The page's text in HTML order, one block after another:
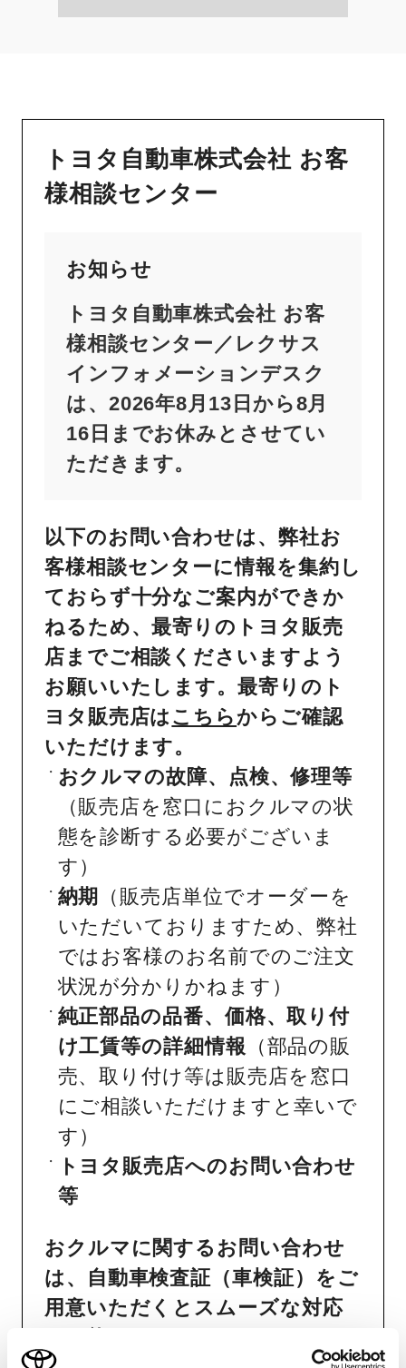
トヨタ自動車株式会社 お客
様相談センター
お知らせ
トヨタ自動車株式会社 お客
様相談センター／レクサス
インフォメーションデスク
は、2026年8月13日から8月
16日までお休みとさせてい
ただきます。
以下のお問い合わせは、弊社お
客様相談センターに情報を集約し
ておらず十分なご案内ができか
ねるため、最寄りのトヨタ販売
店までご相談くださいますよう
お願いいたします。最寄りのト
ヨタ販売店はこちら からご確認
いただけます。
おクルマの故障、点検、修理等
（販売店を窓口におクルマの状
態を診断する必要がございま
す）
納期
（販売店単位でオーダーを
いただいておりますため、弊社
ではお客様のお名前でのご注文
状況が分かりかねます）
純正部品の品番、価格、取り付
け工賃等の詳細情報 （部品の販
売、取り付け等は販売店を窓口
にご相談いただけますと幸いで
す）
トヨタ販売店へのお問い合わせ
等
おクルマに関するお問い合わせ
は、自動車検査証（車検証）をご
用意いただくとスムーズな対応